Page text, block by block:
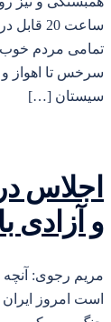
ساعت
تمامی مردم خوب
سرخس تا اهواز و
سیستان […]
اجلاس
و آزادی
مریم رجوی: آنچه
است امروز